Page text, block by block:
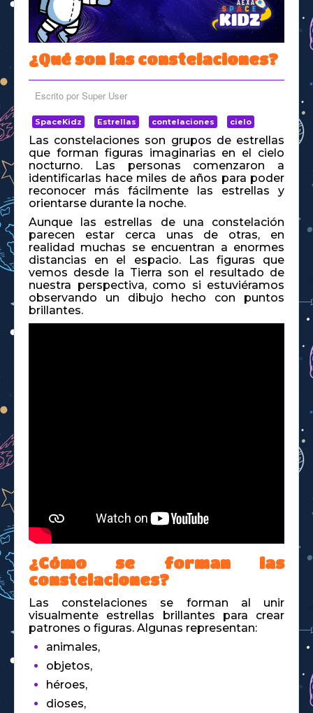
Space Kidz
¿Qué son las constelaciones?
Escrito por Super User
SpaceKidz Estrellas contelaciones cielo
Las constelaciones son grupos de estrellas
que forman figuras imaginarias en el cielo
nocturno. Las personas comenzaron a
identificarlas hace miles de años para poder
reconocer más fácilmente las estrellas y
orientarse durante la noche.
Aunque las estrellas de una constelación
parecen estar cerca unas de otras, en
realidad muchas se encuentran a enormes
distancias en el espacio. Las figuras que
vemos desde la Tierra son el resultado de
nuestra perspectiva, como si estuviéramos
observando un dibujo hecho con puntos
brillantes.
¿Cómo se forman las
constelaciones?
Las constelaciones se forman al unir
visualmente estrellas brillantes para crear
patrones o figuras. Algunas representan:
animales,
objetos,
héroes,
dioses,